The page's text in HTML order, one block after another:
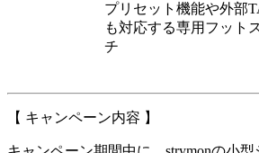
プリセット機能や外部
も対応する専用フット
チ
【 キャンペーン内容 】